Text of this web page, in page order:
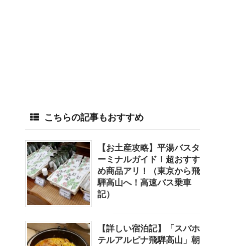
こちらの記事もおすすめ
【お土産攻略】平湯バスタ
ーミナルガイド！超おすす
め商品アリ！（東京から飛
騨高山へ！高速バス乗車
記）
【詳しい宿泊記】「スパホ
テルアルピナ飛騨高山」朝